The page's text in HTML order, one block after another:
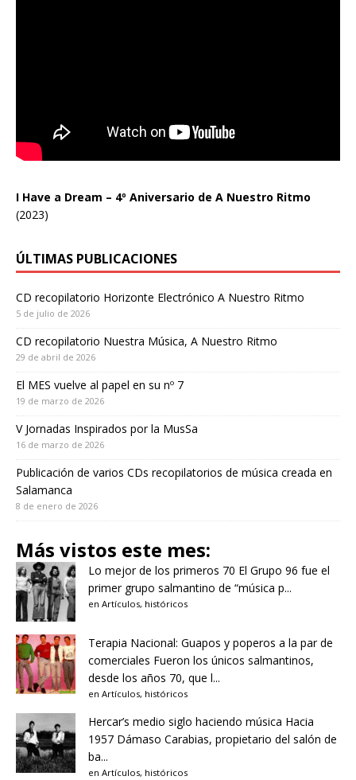
I Have a Dream – 4º Aniversario de A Nuestro Ritmo
(2023)
ÚLTIMAS PUBLICACIONES
CD recopilatorio Horizonte Electrónico A Nuestro Ritmo
5 de julio de 2026
CD recopilatorio Nuestra Música, A Nuestro Ritmo
29 de abril de 2026
El MES vuelve al papel en su nº 7
19 de marzo de 2026
V Jornadas Inspirados por la MusSa
16 de marzo de 2026
Publicación de varios CDs recopilatorios de música creada en
Salamanca
8 de enero de 2026
Más vistos este mes:
Lo mejor de los primeros 70 El Grupo 96 fue el
primer grupo salmantino de “música p...
en Artículos, históricos
Terapia Nacional: Guapos y poperos a la par de
comerciales Fueron los únicos salmantinos,
desde los años 70, que l...
en Artículos, históricos
Hercar’s medio siglo haciendo música Hacia
1957 Dámaso Carabias, propietario del salón de
ba...
en Artículos, históricos